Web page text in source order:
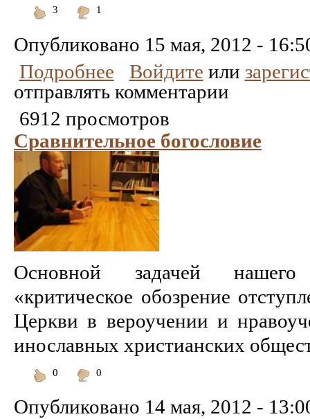
3
1
Опубликовано 15 мая, 2012 -
Подробнее
Войдите или
отправлять комментарии
6912 просмотров
Сравнительное богословие
Основной задачей нашего
«критическое обозрение
Церкви в вероучении и
инославных христианских
0
0
Опубликовано 14 мая, 2012 -